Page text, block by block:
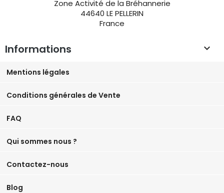
Zone Activité de la Bréhannerie
44640 LE PELLERIN
France
Informations 
Mentions légales
Conditions générales de Vente
FAQ
Qui sommes nous ?
Contactez-nous
Blog